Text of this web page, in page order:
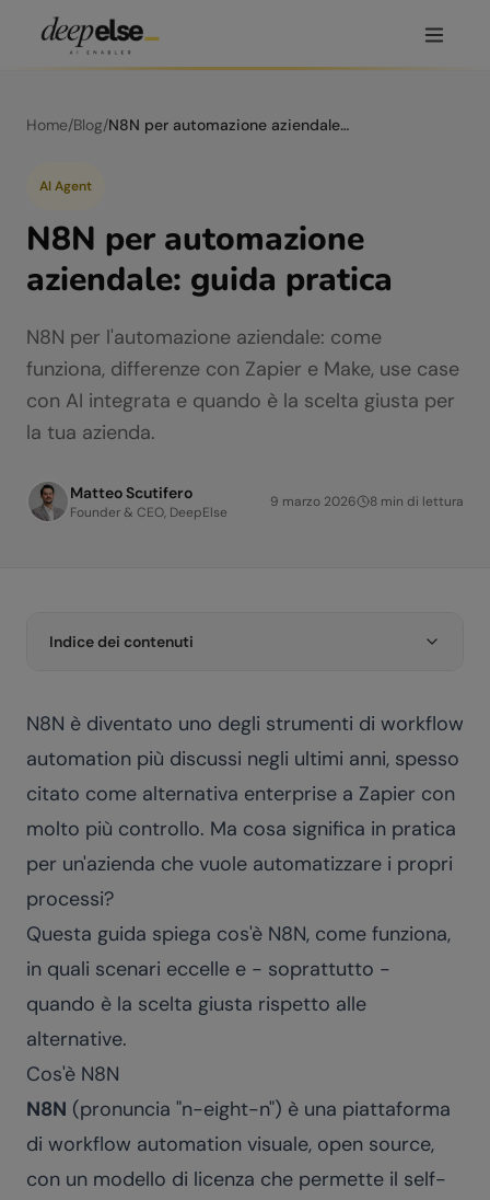
Home/Blog/ N8N per automazione aziendale: guida pratica
AI Agent
N8N per automazione
aziendale: guida pratica
N8N per l'automazione aziendale: come
funziona, differenze con Zapier e Make, use case
con AI integrata e quando è la scelta giusta per
la tua azienda.
Matteo Scutifero
Founder & CEO, DeepElse
9 marzo 2026 8 min di lettura
Indice dei contenuti
N8N è diventato uno degli strumenti di workflow
automation più discussi negli ultimi anni, spesso
citato come alternativa enterprise a Zapier con
molto più controllo. Ma cosa significa in pratica
per un'azienda che vuole automatizzare i propri
processi?
Questa guida spiega cos'è N8N, come funziona,
in quali scenari eccelle e - soprattutto -
quando è la scelta giusta rispetto alle
alternative.
Cos'è N8N
N8N (pronuncia "n-eight-n") è una piattaforma
di workflow automation visuale, open source,
con un modello di licenza che permette il self-